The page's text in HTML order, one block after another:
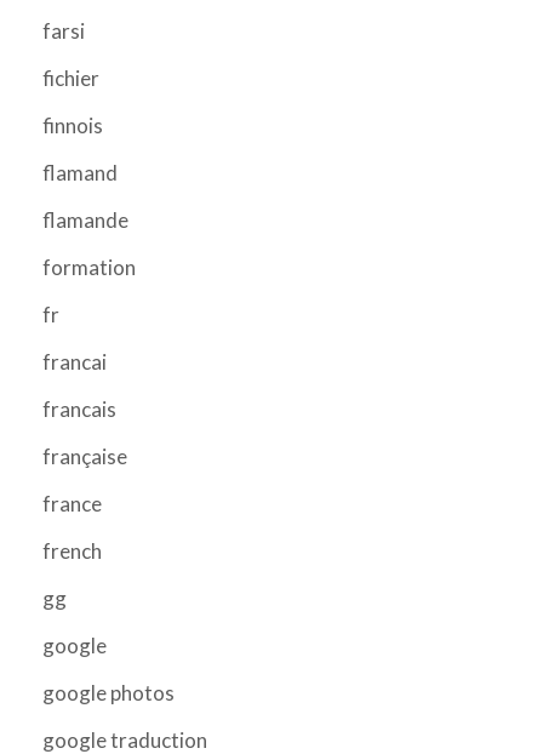
farsi
fichier
finnois
flamand
flamande
formation
fr
francai
francais
française
france
french
gg
google
google photos
google traduction